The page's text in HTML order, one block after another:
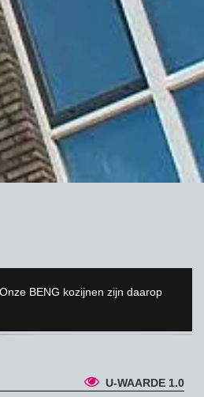
BENG kozijnen zijn daarop
U-WAARDE 1.0